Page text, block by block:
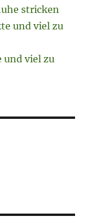
stricken
und viel zu
und viel zu